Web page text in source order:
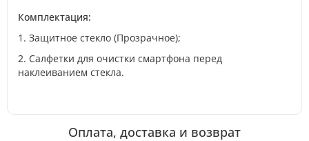
Комплектация:
1. Защитное стекло (Прозрачное);
2. Салфетки для очистки смартфона перед
наклеиванием стекла.
Оплата, доставка и возврат